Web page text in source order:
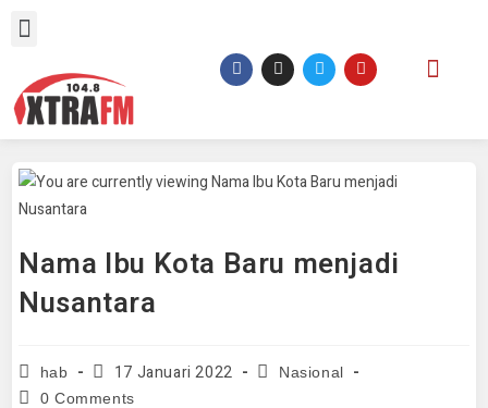
Nama Ibu Kota Baru menjadi
Nusantara
hab 17 Januari 2022
Nasional
0 Comments